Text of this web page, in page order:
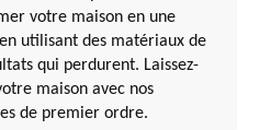
votre maison en une
utilisant des matériaux de
qui perdurent. Laissez-
maison avec nos
de premier ordre.